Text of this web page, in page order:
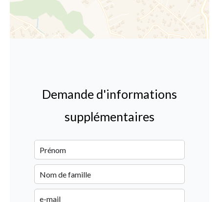
Demande d'informations
supplémentaires